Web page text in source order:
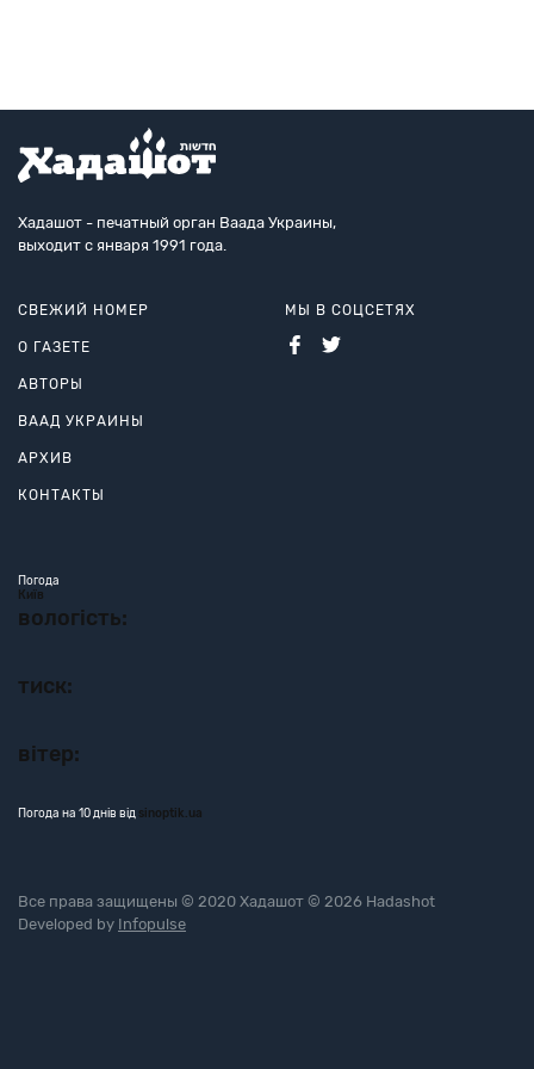
Хадашот - печатный орган Ваада Украины,
выходит с января 1991 года.
СВЕЖИЙ НОМЕР
О ГАЗЕТЕ
АВТОРЫ
ВААД УКРАИНЫ
АРХИВ
КОНТАКТЫ
МЫ В СОЦСЕТЯХ
Погода
Київ
вологість:
тиск:
вітер:
Погода на 10 днів від sinoptik.ua
Все права защищены © 2020 Хадашот © 2026 Hadashot
Developed by Infopulse